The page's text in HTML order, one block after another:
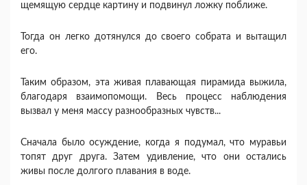
щемящую сердце картину и подвинул ложку поближе.
Тогда он легко дотянулся до своего собрата и вытащил
его.
Таким образом, эта живая плавающая пирамида выжила,
благодаря взаимопомощи. Весь процесс наблюдения
вызвал у меня массу разнообразных чувств...
Сначала было осуждение, когда я подумал, что муравьи
топят друг друга. Затем удивление, что они остались
живы после долгого плавания в воде.